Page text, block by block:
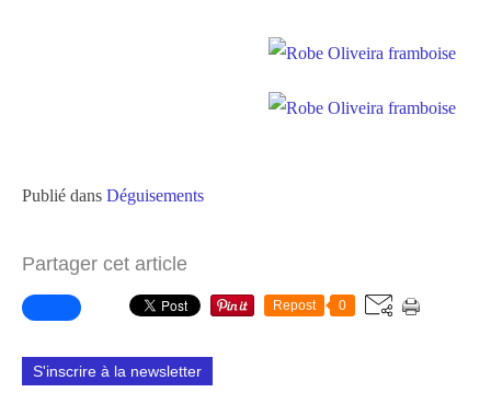
Publié dans Déguisements
Partager cet article
Repost 0
S'inscrire à la newsletter